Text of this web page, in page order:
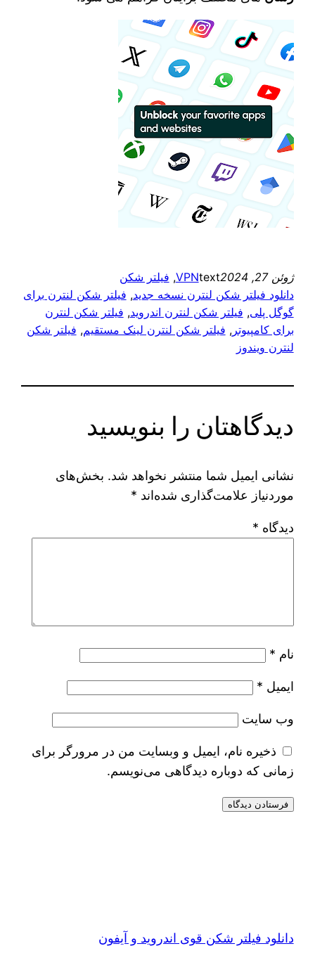
ژوئن 27, 2024 text
VPN
, فیلتر شکن
دانلود فيلتر شكن لنترن نسخه جدید, فيلتر شكن لنترن برای
گوگل پلی, فیلتر شکن لنترن اندروید, فیلتر شکن لنترن
برای کامپیوتر, فیلتر شکن لنترن لینک مستقیم, فیلتر شکن
لنترن ویندوز
دیدگاهتان را بنویسید
نشانی ایمیل شما منتشر نخواهد شد. بخش‌های
موردنیاز علامت‌گذاری شده‌اند *
دیدگاه *
نام *
ایمیل *
وب‌ سایت
ذخیره نام، ایمیل و وبسایت من در مرورگر برای
زمانی که دوباره دیدگاهی می‌نویسم.
دانلود فیلتر شکن قوی اندروید و آیفون